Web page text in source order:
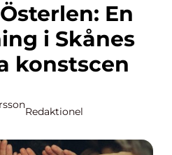
i Skånes
konstscen
Redaktionel